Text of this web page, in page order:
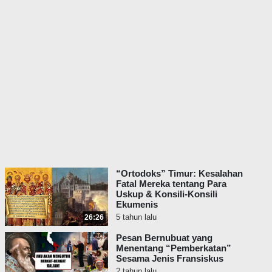
Dalam Diskursus III-nya Melawan Kaum
Arian, St. Atanasius berkata:
St. Atanasius,Diskursus III
Melawan Kaum Arian
#24, sekitar 356 M:
“Sebab Dia [Putra], seperti yang
sudah dikatakan, memberi
26:26
“Ortodoks” Timur: Kesalahan
Fatal Mereka tentang Para
Uskup & Konsili-Konsili
Ekumenis
5 tahun lalu
Pesan Bernubuat yang
Menentang “Pemberkatan”
Sesama Jenis Fransiskus